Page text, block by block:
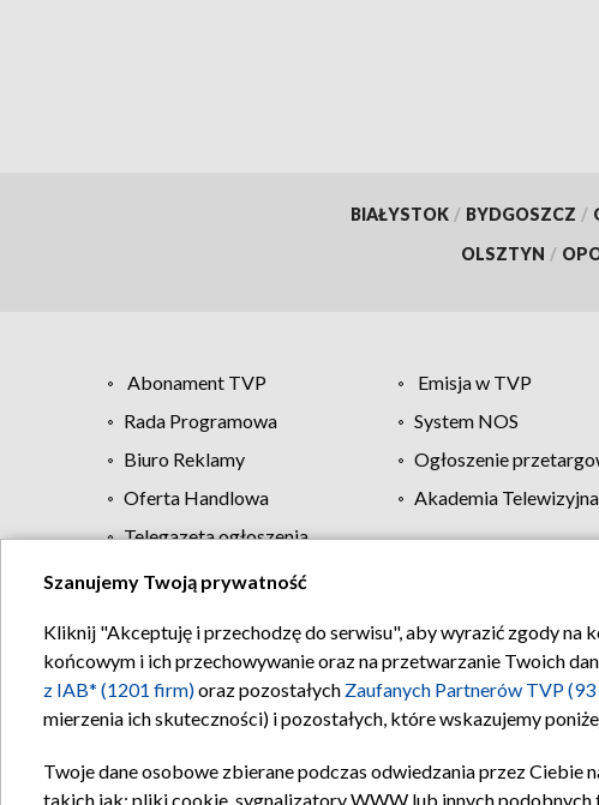
BIAŁYSTOK / BYDGOSZCZ /
OLSZTYN /
Abonament TVP Emisja w TVP
Rada Programowa
System NOS
Biuro Reklamy
Ogłoszenie
Oferta Handlowa
Akademia Telewizyjna
Telegazeta ogłoszenia
Regulamin TVP
Szanujemy Twoją prywatność
Kliknij "Akceptuję i przechodzę do serwisu", aby wyrazić zgody na
końcowym i ich przechowywanie oraz na przetwarzanie Twoich
z IAB* (1201 firm)oraz pozostałych Zaufanych Partnerów TVP
mierzenia ich skuteczności) i pozostałych, które wskazujemy
Twoje dane osobowe zbierane podczas odwiedzania przez Ciebie
takich jak: pliki cookie, sygnalizatory WWW lub innych podobnych